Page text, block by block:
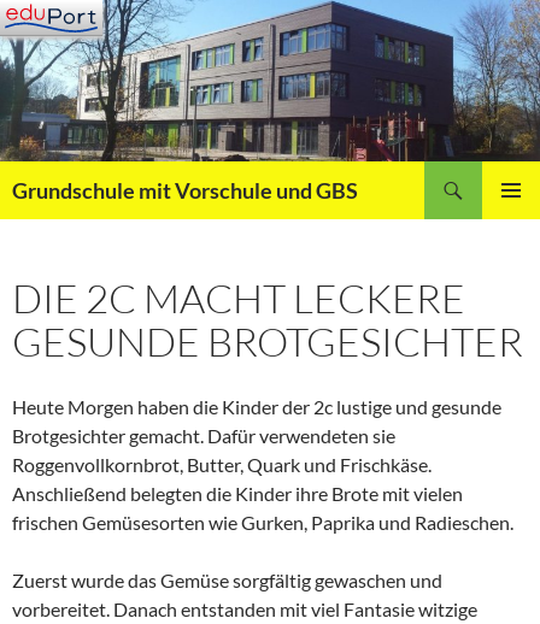
Zum
Inhalt
springen
Grundschule mit Vorschule und GBS
DIE 2C MACHT LECKERE
GESUNDE BROTGESICHTER
Heute Morgen haben die Kinder der 2c lustige und gesunde
Brotgesichter gemacht. Dafür verwendeten sie
Roggenvollkornbrot, Butter, Quark und Frischkäse.
Anschließend belegten die Kinder ihre Brote mit vielen
frischen Gemüsesorten wie Gurken, Paprika und Radieschen.
Zuerst wurde das Gemüse sorgfältig gewaschen und
vorbereitet. Danach entstanden mit viel Fantasie witzige